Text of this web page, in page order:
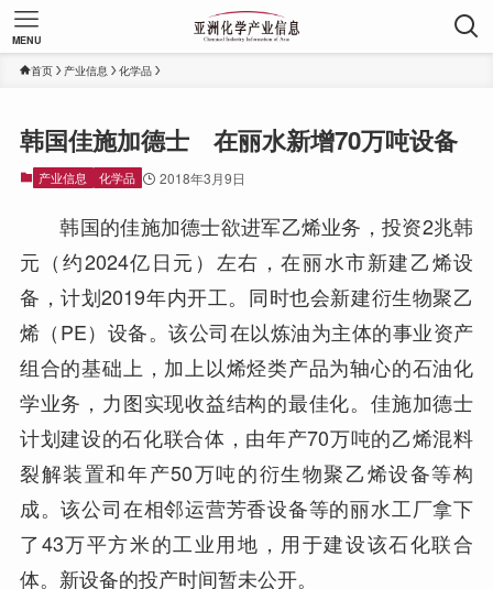
MENU
首页 产业信息 化学品
韩国佳施加德士 在丽水新增70万吨设备
产业信息 化学品 2018年3月9日
韩国的佳施加德士欲进军乙烯业务，投资2兆韩
元（约2024亿日元）左右，在丽水市新建乙烯设
备，计划2019年内开工。同时也会新建衍生物聚乙
烯（PE）设备。该公司在以炼油为主体的事业资产
组合的基础上，加上以烯烃类产品为轴心的石油化
学业务，力图实现收益结构的最佳化。佳施加德士
计划建设的石化联合体，由年产70万吨的乙烯混料
裂解装置和年产50万吨的衍生物聚乙烯设备等构
成。该公司在相邻运营芳香设备等的丽水工厂拿下
了43万平方米的工业用地，用于建设该石化联合
体。新设备的投产时间暂未公开。